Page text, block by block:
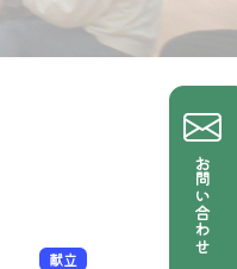
お問い合わせ
献立